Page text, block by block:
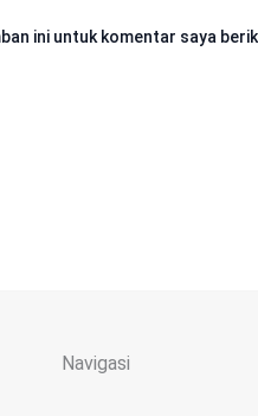
ini untuk komentar saya
Navigasi